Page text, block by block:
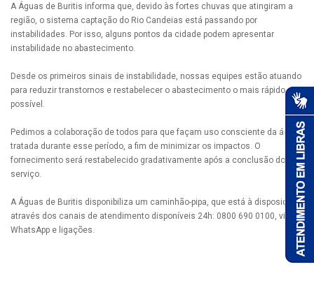
A Águas de Buritis informa que, devido às fortes chuvas que atingiram a
região, o sistema captação do Rio Candeias está passando por
instabilidades. Por isso, alguns pontos da cidade podem apresentar
instabilidade no abastecimento.
Desde os primeiros sinais de instabilidade, nossas equipes estão atuando
para reduzir transtornos e restabelecer o abastecimento o mais rápido
possível.
Pedimos a colaboração de todos para que façam uso consciente da água
tratada durante esse período, a fim de minimizar os impactos. O
fornecimento será restabelecido gradativamente após a conclusão do
serviço.
A Águas de Buritis disponibiliza um caminhão-pipa, que está à disposição
através dos canais de atendimento disponíveis 24h: 0800 690 0100, via
WhatsApp e ligações.